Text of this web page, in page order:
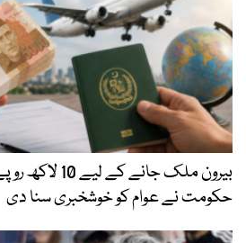
بیرون ملک جانے
حکومت نے عوام کو خوشخبری سنا دی